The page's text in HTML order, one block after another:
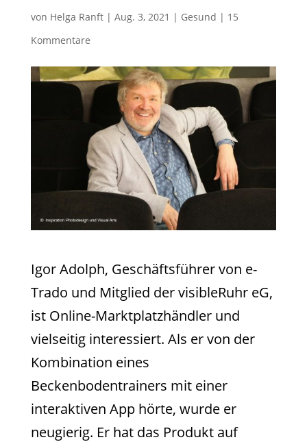
von Helga Ranft| Aug. 3, 2021 | Gesund | 15
Kommentare
Igor Adolph, Geschäftsführer von e-
Trado und Mitglied der visibleRuhr eG,
ist Online-Marktplatzhändler und
vielseitig interessiert. Als er von der
Kombination eines
Beckenbodentrainers mit einer
interaktiven App hörte, wurde er
neugierig. Er hat das Produkt auf